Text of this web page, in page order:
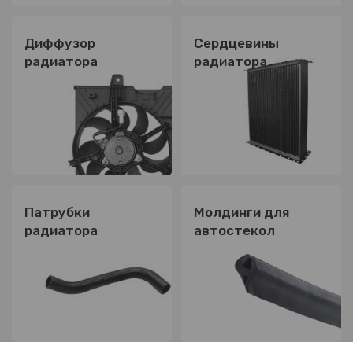
Диффузор
радиатора
Сердцевины
радиатора
Патрубки
радиатора
Молдинги для
автостекол